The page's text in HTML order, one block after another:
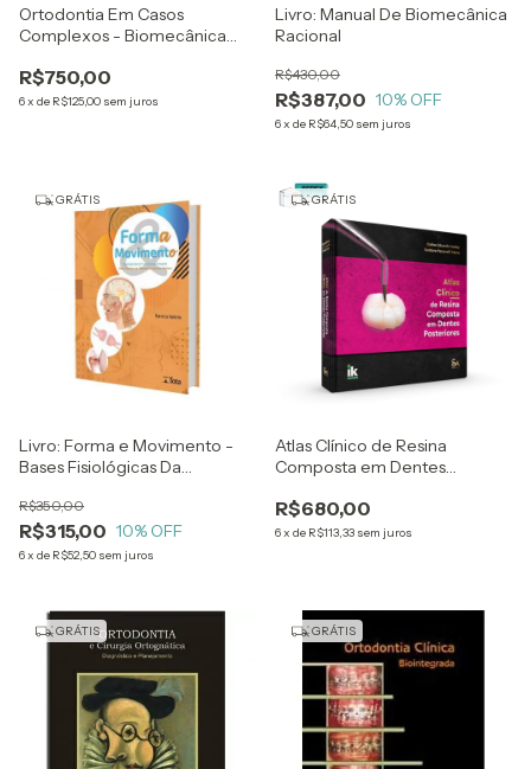
Ortodontia Em Casos
Complexos - Biomecânica
Sakima, Acácio Fuzily E Angelo
Vicentini Loiola
R$750,00
6x de R$125,00 sem juros
Livro: Manual De Biomecânica
Racional
R$387,00
R$430,00
10% OFF
6x de R$64,50 sem juros
GRÁTIS
Livro: Forma e Movimento -
Bases Fisiológicas Da
Maxilares
R$315,00
R$350,00
10% OFF
6x de R$52,50 sem juros
GRÁTIS
Atlas Clínico de Resina
Composta em Dentes
R$680,00
6x de R$113,33 sem juros
GRÁTIS GRÁTIS